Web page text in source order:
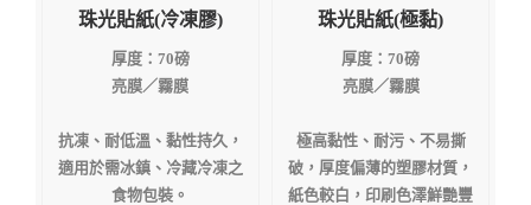
珠光貼紙(冷凍膠)
厚度：70磅
亮膜／霧膜
抗凍、耐低溫、黏性持久，
適用於需冰鎮、冷藏冷凍之
食物包裝。
珠光貼紙(極黏)
厚度：70磅
亮膜／霧膜
極高黏性、耐污、不易撕
破，厚度偏薄的塑膠材質，
紙色較白，印刷色澤鮮艷豐